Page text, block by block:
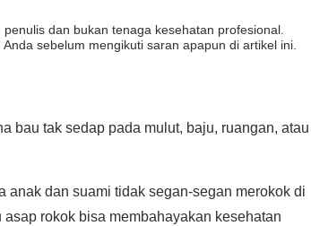
dan bukan tenaga kesehatan profesional.
sebelum mengikuti saran apapun di artikel ini.
bau tak sedap pada mulut, baju, ruangan, atau
dan suami tidak segan-segan merokok di
rokok bisa membahayakan kesehatan